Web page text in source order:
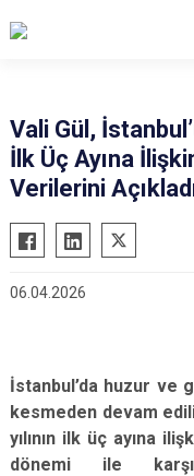
Vali Gül,
İlk Üç Ayına
Verilerini
06.04.2026
İstanbul’da huzur ve
kesmeden devam
yılının ilk üç ayına
dönemi ile